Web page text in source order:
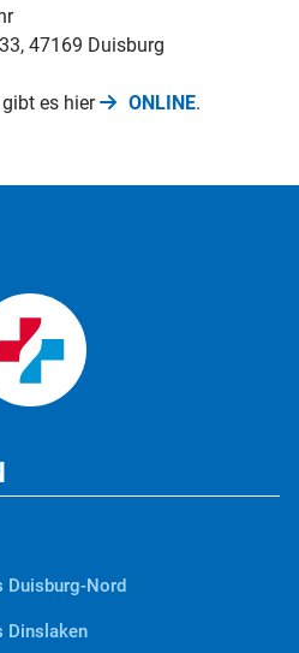
47169 Duisburg
es hier
ONLINE.
Duisburg-Nord
Dinslaken